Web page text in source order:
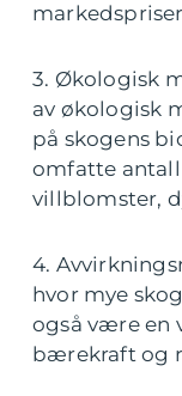
3. Økologisk
av økologisk
på skogens
omfatte
villblomster,
4.
hvor mye
også være en
bærekraft og